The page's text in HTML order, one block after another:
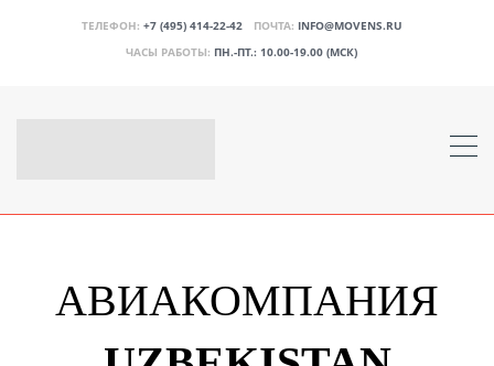
ТЕЛЕФОН: +7 (495) 414-22-42 ПОЧТА: INFO@MOVENS.RU
ЧАСЫ РАБОТЫ: ПН.-ПТ.: 10.00-19.00 (МСК)
АВИАКОМПАНИЯ